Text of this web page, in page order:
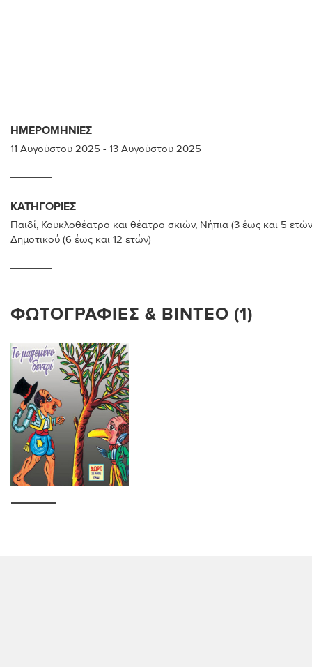
ΗΜΕΡΟΜΗΝΊΕΣ
11 Αυγούστου 2025 - 13 Αυγούστου 2025
ΚΑΤΗΓΟΡΊΕΣ
Παιδί, Κουκλοθέατρο και θέατρο σκιών, Νήπια (3 έως και 5
Δημοτικού (6 έως και 12 ετών)
ΦΩΤΟΓΡΑΦΊΕΣ & ΒΊΝΤΕΟ (1)